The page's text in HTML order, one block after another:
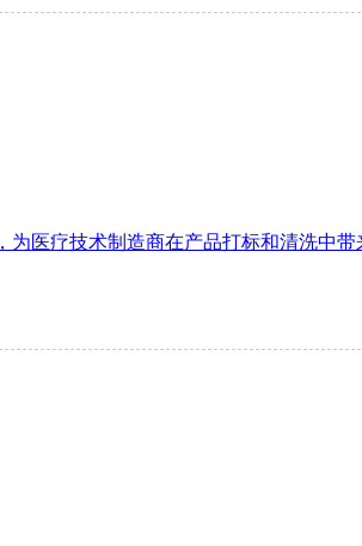
医疗技术制造商在产品打标和清洗中